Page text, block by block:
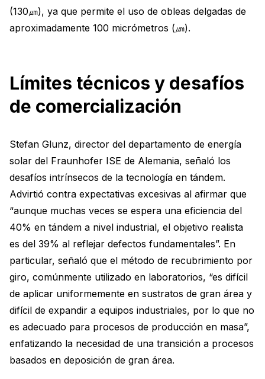
(130㎛), ya que permite el uso de obleas delgadas de
aproximadamente 100 micrómetros (㎛).
Límites técnicos y desafíos
de comercialización
Stefan Glunz, director del departamento de energía
solar del Fraunhofer ISE de Alemania, señaló los
desafíos intrínsecos de la tecnología en tándem.
Advirtió contra expectativas excesivas al afirmar que
“aunque muchas veces se espera una eficiencia del
40% en tándem a nivel industrial, el objetivo realista
es del 39% al reflejar defectos fundamentales”. En
particular, señaló que el método de recubrimiento por
giro, comúnmente utilizado en laboratorios, “es difícil
de aplicar uniformemente en sustratos de gran área y
difícil de expandir a equipos industriales, por lo que no
es adecuado para procesos de producción en masa”,
enfatizando la necesidad de una transición a procesos
basados en deposición de gran área.